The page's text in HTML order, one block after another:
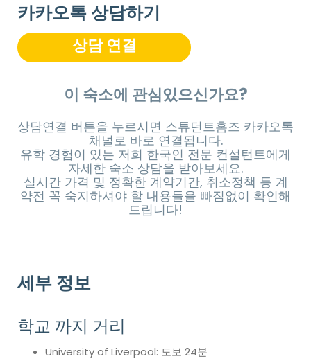
카카오톡 상담하기
상담 연결
이 숙소에 관심있으신가요?
상담연결 버튼을 누르시면 스튜던트홈즈 카카오톡
채널로 바로 연결됩니다.
유학 경험이 있는 저희 한국인 전문 컨설턴트에게
자세한 숙소 상담을 받아보세요.
실시간 가격 및 정확한 계약기간, 취소정책 등 계
약전 꼭 숙지하셔야 할 내용들을 빠짐없이 확인해
드립니다!
세부 정보
학교 까지 거리
University of Liverpool: 도보 24분